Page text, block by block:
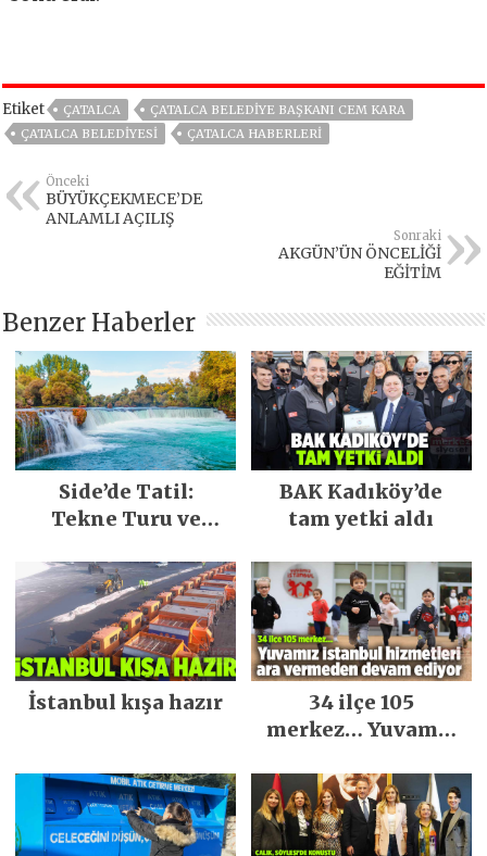
Etiket ÇATALCA
ÇATALCA BELEDIYE BAŞKANI CEM KARA
ÇATALCA BELEDIYESI
ÇATALCA HABERLERI
Önceki
BÜYÜKÇEKMECE’DE
ANLAMLI AÇILIŞ
Sonraki
AKGÜN’ÜN ÖNCELİĞİ
EĞİTİM
Benzer Haberler
Side’de Tatil:
Tekne Turu ve
BAK Kadıköy’de
tam yetki aldı
İstanbul kışa hazır
34 ilçe 105
merkez… Yuvamız
ara vermeden
devam ediyor